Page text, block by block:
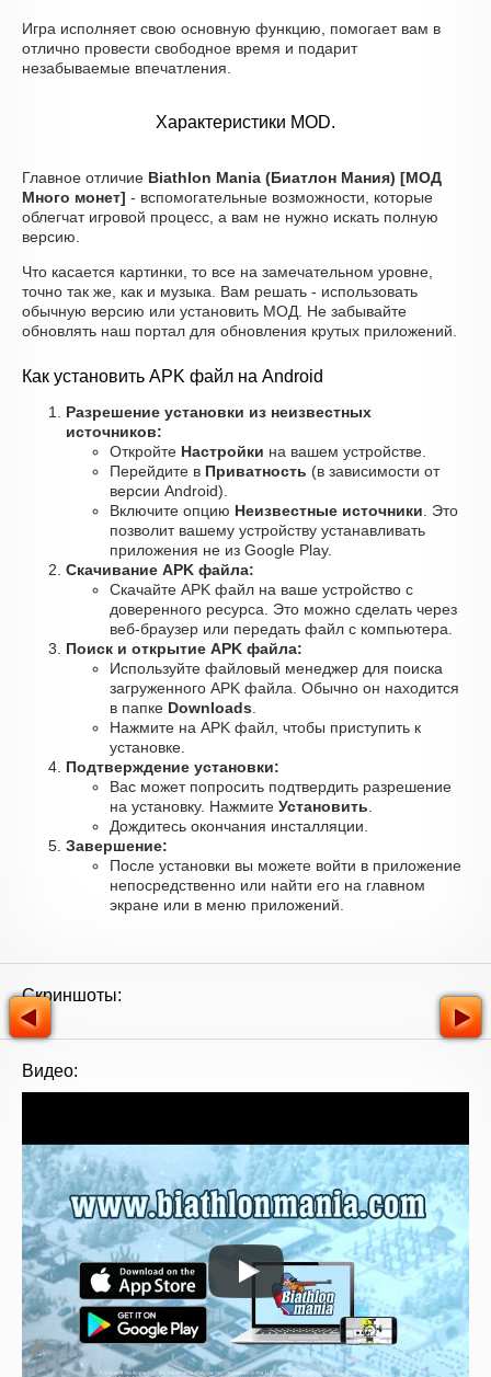
Игра исполняет свою основную функцию, помогает вам в
отлично провести свободное время и подарит
незабываемые впечатления.
Характеристики MOD.
Главное отличие Biathlon Mania (Биатлон Мания) [МОД
Много монет] - вспомогательные возможности, которые
облегчат игровой процесс, а вам не нужно искать полную
версию.
Что касается картинки, то все на замечательном уровне,
точно так же, как и музыка. Вам решать - использовать
обычную версию или установить МОД. Не забывайте
обновлять наш портал для обновления крутых приложений.
Как установить APK файл на Android
Разрешение установки из неизвестных
источников:
Откройте Настройки на вашем устройстве.
Перейдите в Приватность (в зависимости от
версии Android).
Включите опцию Неизвестные источники . Это
позволит вашему устройству устанавливать
приложения не из Google Play.
Скачивание APK файла:
Скачайте APK файл на ваше устройство с
доверенного ресурса. Это можно сделать через
веб-браузер или передать файл с компьютера.
Поиск и открытие APK файла:
Используйте файловый менеджер для поиска
загруженного APK файла. Обычно он находится
в папке Downloads
Нажмите на APK файл, чтобы приступить к
установке.
Подтверждение установки:
Вас может попросить подтвердить разрешение
на установку. Нажмите Установить
Дождитесь окончания инсталляции.
Завершение:
После установки вы можете войти в приложение
непосредственно или найти его на главном
экране или в меню приложений.
Скриншоты:
Видео: